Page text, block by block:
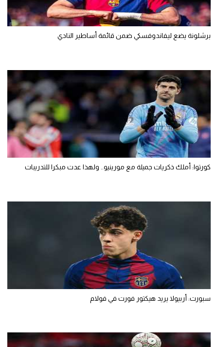
برشلونة يضع ليفاندوفسكي ضمن قائمة أساطير النادي
كورتوا: أملك ذكريات جميلة مع مورينيو.. ولهذا عدت مبكرا للتدريبات
سبورت: أربيولا يريد هيكتور فورت في فولام